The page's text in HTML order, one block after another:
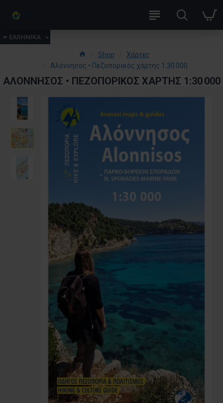
ΕΛΛΗΝΙΚΑ
Shop
Χάρτες
Αλόννησος • Πεζοπορικός χάρτης 1:30 000
ΑΛΌΝΝΗΣΟΣ • ΠΕΖΟΠΟΡΙΚΌΣ ΧΆΡΤΗΣ 1:30 000